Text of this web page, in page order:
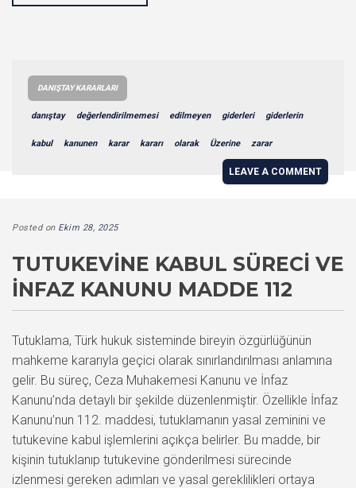
DANIŞTAY KARARLARI
danıştay değerlendirilmemesi edilmeyen giderleri giderlerin
kabul kanunen karar kararı olarak Üzerine zarar
LEAVE A COMMENT
Posted on Ekim 28, 2025
TUTUKEVINE KABUL SÜRECI VE
İNFAZ KANUNU MADDE 112
Tutuklama, Türk hukuk sisteminde bireyin özgürlüğünün
mahkeme kararıyla geçici olarak sınırlandırılması anlamına
gelir. Bu süreç, Ceza Muhakemesi Kanunu ve İnfaz
Kanunu’nda detaylı bir şekilde düzenlenmiştir. Özellikle İnfaz
Kanunu’nun 112. maddesi, tutuklamanın yasal zeminini ve
tutukevine kabul işlemlerini açıkça belirler. Bu madde, bir
kişinin tutuklanıp tutukevine gönderilmesi sürecinde
izlenmesi gereken adımları ve yasal gereklilikleri ortaya